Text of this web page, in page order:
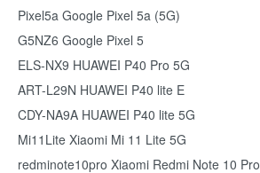
Pixel5a Google Pixel 5a (5G)
G5NZ6 Google Pixel 5
ELS-NX9 HUAWEI P40 Pro 5G
ART-L29N HUAWEI P40 lite E
CDY-NA9A HUAWEI P40 lite 5G
Mi11Lite Xiaomi Mi 11 Lite 5G
redminote10pro Xiaomi Redmi Note 10 Pro